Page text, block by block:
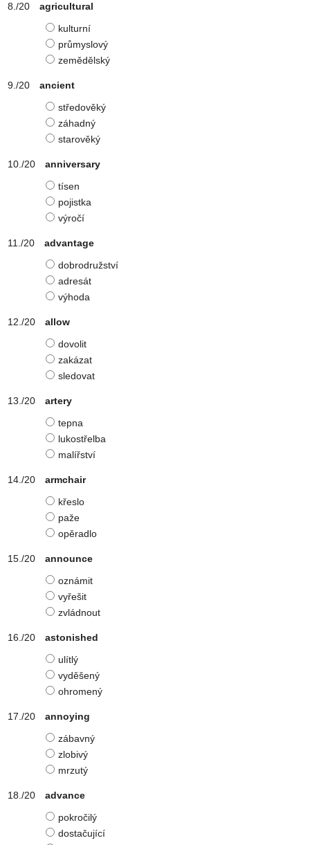
agricultural
kulturní
průmyslový
zemědělský
ancient
středověký
záhadný
starověký
anniversary
tísen
pojistka
výročí
advantage
dobrodružství
adresát
výhoda
allow
dovolit
zakázat
sledovat
artery
tepna
lukostřelba
malířství
armchair
křeslo
paže
opěradlo
announce
oznámit
vyřešit
zvládnout
astonished
ulítlý
vyděšený
ohromený
annoying
zábavný
zlobivý
mrzutý
advance
pokročilý
dostačující